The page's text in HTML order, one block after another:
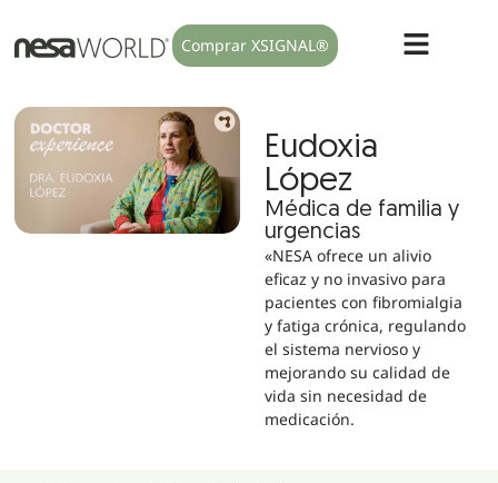
Comprar XSIGNAL®
Eudoxia
López
Médica de familia y
urgencias
«NESA ofrece un alivio
eficaz y no invasivo para
pacientes con fibromialgia
y fatiga crónica, regulando
el sistema nervioso y
mejorando su calidad de
vida sin necesidad de
medicación.